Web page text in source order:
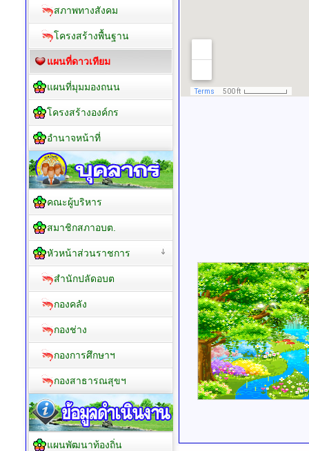
สภาพทางสังคม
โครงสร้างพื้นฐาน
แผนที่ดาวเทียม
แผนที่มุมมองถนน
โครงสร้างองค์กร
อำนาจหน้าที่
คณะผู้บริหาร
สมาชิกสภาอบต.
หัวหน้าส่วนราชการ
สำนักปลัดอบต
กองคลัง
กองช่าง
กองการศึกษาฯ
กองสาธารณสุขฯ
แผนพัฒนาท้องถิ่น